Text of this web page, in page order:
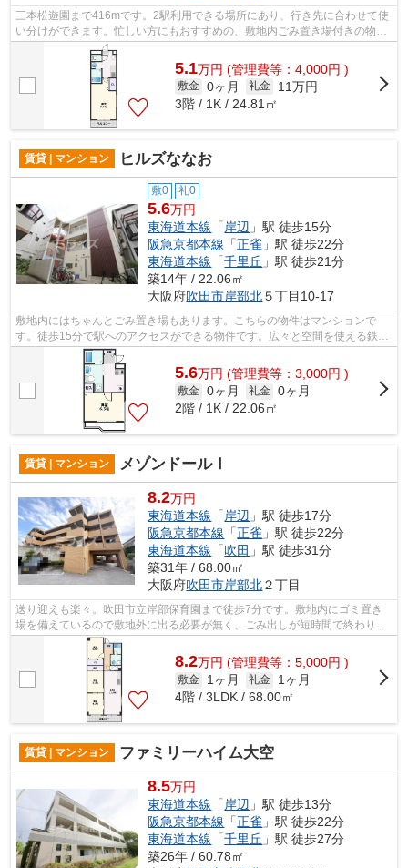
三本松遊園まで416mです。2駅利用できる場所にあり、行き先に合わせて使
い分けができます。忙しい方にもおすすめの、敷地内ごみ置き場付きの物件
です。地震への揺れにも強い鉄骨造の魅...
5.1万円 (管理費等：4,000円 )
敷金 0ヶ月 礼金
11万円
3階 / 1K / 24.81㎡
賃貸 | マンション ヒルズななお
敷0 礼0
5.6万円
東海道本線 「 岸辺 」駅 徒歩15分
阪急京都本線 「正雀 」駅 徒歩22分
東海道本線 「千里丘 」駅 徒歩21分
築14年 / 22.06㎡
大阪府吹田市岸部北５丁目10-17
敷地内にはちゃんとごみ置き場もあります。こちらの物件はマンションで
す。徒歩15分で駅へのアクセスができる物件です。広々と空間を使える鉄骨
造はいかがですか。吹田市で新しい住環...
5.6万円 (管理費等：3,000円 )
敷金 0ヶ月 礼金 0ヶ月
2階 / 1K / 22.06㎡
賃貸 | マンション メゾンドールⅠ
8.2万円
東海道本線 「 岸辺 」駅 徒歩17分
阪急京都本線 「正雀 」駅 徒歩22分
東海道本線 「吹田 」駅 徒歩31分
築31年 / 68.00㎡
大阪府吹田市岸部北２丁目
送り迎えも楽々。吹田市立岸部保育園まで徒歩7分です。敷地内にゴミ置き
場を備えているので敷地外に出る必要が無く、ごみ出しが短時間で終わりま
す。こちらは初期費用をカードでお支払...
8.2万円 (管理費等：5,000円 )
敷金 1ヶ月 礼金
1ヶ月
4階 / 3LDK / 68.00㎡
賃貸 | マンション ファミリーハイム大空
8.5万円
東海道本線 「岸辺 」駅 徒歩13分
阪急京都本線 「正雀 」駅 徒歩22分
東海道本線 「千里丘 」駅 徒歩27分
築26年 / 60.78㎡